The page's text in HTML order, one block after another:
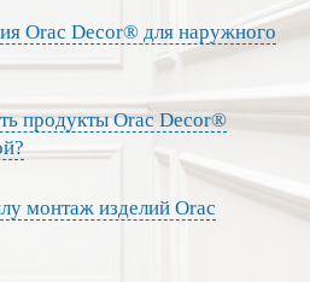
Orac Decor® для наружного
продукты Orac Decor®
монтаж изделий Orac